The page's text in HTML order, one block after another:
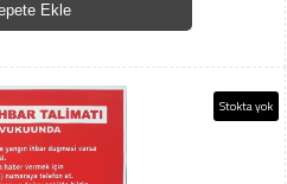
Ekle
Stokta yok